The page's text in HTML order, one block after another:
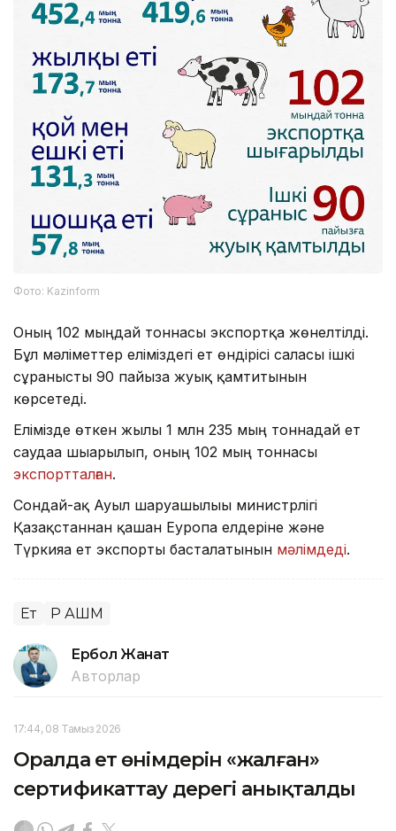
Фото: Kazinform
Оның 102 мыңдай тоннасы экспортқа жөнелтілді.
Бұл мәліметтер еліміздегі ет өндірісі саласы ішкі
сұранысты 90 пайызға жуық қамтитынын
көрсетеді.
Елімізде өткен жылы 1 млн 235 мың тоннадай ет
саудаға шығарылып, оның 102 мың тоннасы
экспортталған.
Сондай-ақ Ауыл шаруашылығы министрлігі
Қазақстаннан қашан Еуропа елдеріне және
Түркияға ет экспорты басталатынын мәлімдеді.
Ет ҚР АШМ
Ербол Жанат
Авторлар
17:44, 08 Тамыз 2026
Оралда ет өнімдерін «жалған»
сертификаттау дерегі анықталды